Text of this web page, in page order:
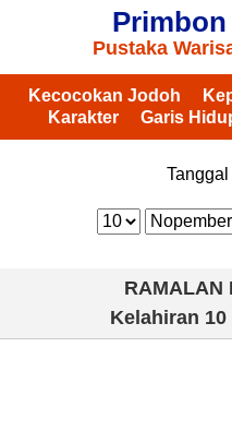
Pustaka
Kecocokan Jodoh
Karakter
Garis
RAMALAN
Kelahiran